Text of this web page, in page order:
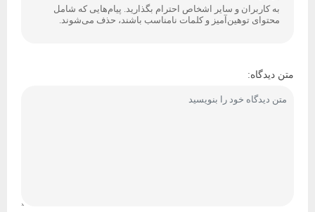
به کاربران و سایر اشخاص احترام بگذارید. پیام‌هایی که شامل
محتوای توهین‌آمیز و کلمات نامناسب باشند، حذف می‌شوند.
متن دیدگاه: